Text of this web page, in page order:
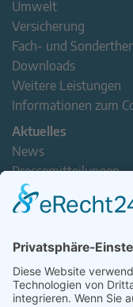
Umwelt
Versicherung
Fach- und
Downloads
Weitere Leistungen
Informationen zum
Aktuelles
News
Pressemitteilungen
Newsletter
Handel(n) im Norden
Verband erleben
Der Tag des
Jetzt Mitarbeitende